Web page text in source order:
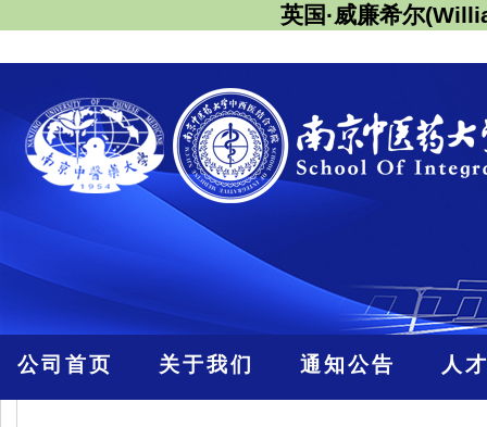
英国·威廉希尔
公司首页 关于我们 通知公告 人